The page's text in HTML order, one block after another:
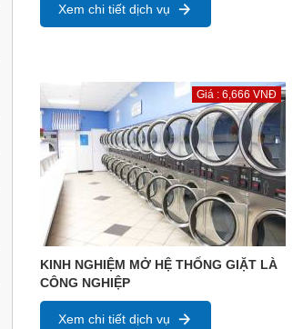
Xem chi tiết dịch vụ
Giá : 6,666 VNĐ
KINH NGHIỆM MỞ HỆ THỐNG GIẶT LÀ
CÔNG NGHIỆP
Xem chi tiết dịch vụ